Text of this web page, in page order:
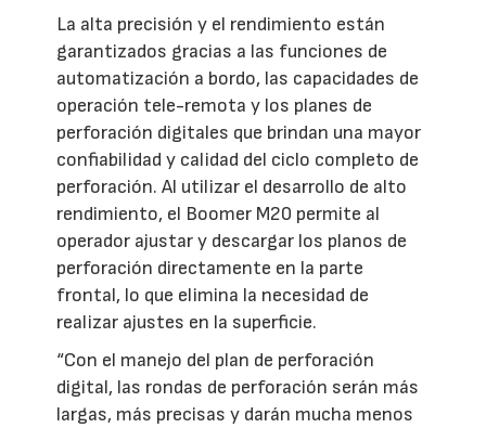
La alta precisión y el rendimiento están
garantizados gracias a las funciones de
automatización a bordo, las capacidades de
operación tele-remota y los planes de
perforación digitales que brindan una mayor
confiabilidad y calidad del ciclo completo de
perforación. Al utilizar el desarrollo de alto
rendimiento, el Boomer M20 permite al
operador ajustar y descargar los planos de
perforación directamente en la parte
frontal, lo que elimina la necesidad de
realizar ajustes en la superficie.
“Con el manejo del plan de perforación
digital, las rondas de perforación serán más
largas, más precisas y darán mucha menos